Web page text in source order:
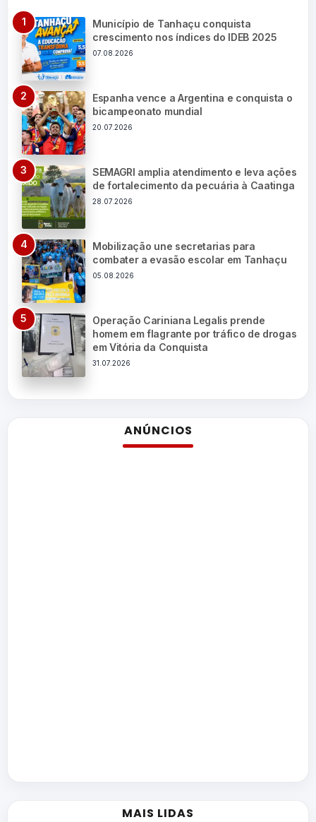
Município de Tanhaçu conquista
crescimento nos índices do IDEB 2025
07.08.2026
Espanha vence a Argentina e conquista o
bicampeonato mundial
20.07.2026
SEMAGRI amplia atendimento e leva ações
de fortalecimento da pecuária à Caatinga
28.07.2026
Mobilização une secretarias para
combater a evasão escolar em Tanhaçu
05.08.2026
Operação Cariniana Legalis prende
homem em flagrante por tráfico de drogas
em Vitória da Conquista
31.07.2026
ANÚNCIOS
MAIS LIDAS